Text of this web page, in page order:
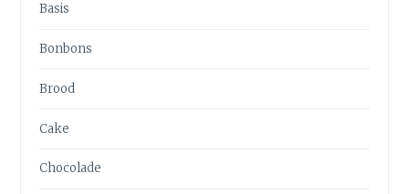
Basis
Bonbons
Brood
Cake
Chocolade